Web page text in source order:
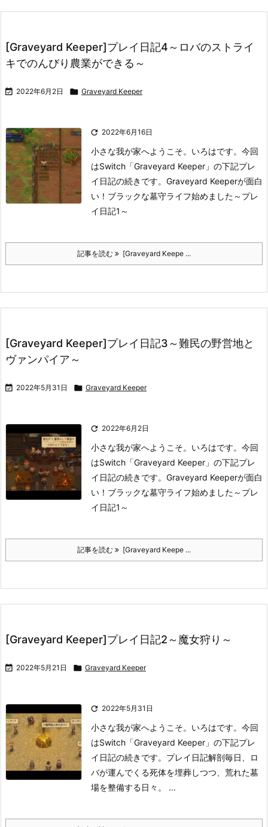
[Graveyard Keeper]プレイ日記4～ロバのストライ
キでのんびり農業ができる～
 2022年6月2日  Graveyard Keeper
 2022年6月16日
小さな我が家へようこそ。いろはです。 今回
はSwitch「Graveyard Keeper」の下記プレ
イ日記の続きです。 Graveyard Keeperが面白
い！ブラックな墓守ライフ始めました～プレ
イ日記1～
記事を読む [Graveyard Keepe ...
[Graveyard Keeper]プレイ日記3～難民の野営地と
ヴァンパイア～
 2022年5月31日  Graveyard Keeper
 2022年6月2日
小さな我が家へようこそ。いろはです。 今回
はSwitch「Graveyard Keeper」の下記プレ
イ日記の続きです。 Graveyard Keeperが面白
い！ブラックな墓守ライフ始めました～プレ
イ日記1～
記事を読む [Graveyard Keepe ...
[Graveyard Keeper]プレイ日記2～魔女狩り～
 2022年5月21日  Graveyard Keeper
 2022年5月31日
小さな我が家へようこそ。いろはです。 今回
はSwitch「Graveyard Keeper」の下記プレ
イ日記の続きです。 プレイ日記解剖毎日、ロ
バが運んでくる死体を埋葬しつつ、荒れた墓
場を整備する日々。 ...